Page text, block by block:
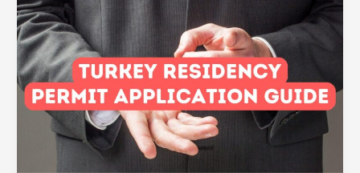
میں
رہائشی
اجازت
مرحلہ
وار
درخواست
گائیڈ